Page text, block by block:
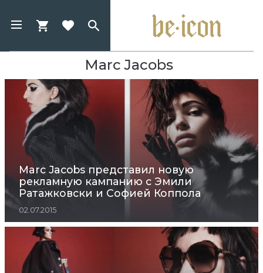
Marc Jacobs
Marc Jacobs представил новую
рекламную кампанию с Эмили
Ратажковски и Софией Коппола
02.07.2015